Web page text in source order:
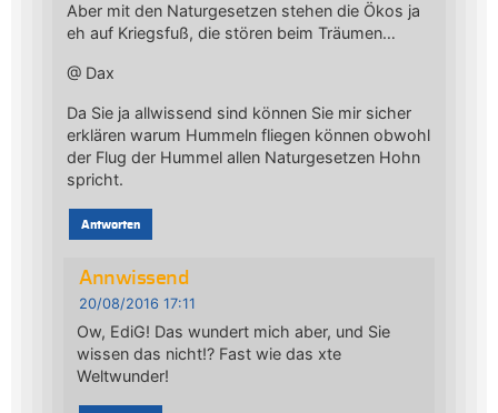
Aber mit den Naturgesetzen stehen die Ökos ja
eh auf Kriegsfuß, die stören beim Träumen…
@ Dax
Da Sie ja allwissend sind können Sie mir sicher
erklären warum Hummeln fliegen können obwohl
der Flug der Hummel allen Naturgesetzen Hohn
spricht.
Antworten
Annwissend
20/08/2016 17:11
Ow, EdiG! Das wundert mich aber, und Sie
wissen das nicht!? Fast wie das xte
Weltwunder!